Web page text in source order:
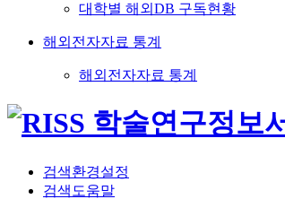
대학별 해외DB 구독현황
해외전자자료 통계
해외전자자료 통계
검색환경설정
검색도움말